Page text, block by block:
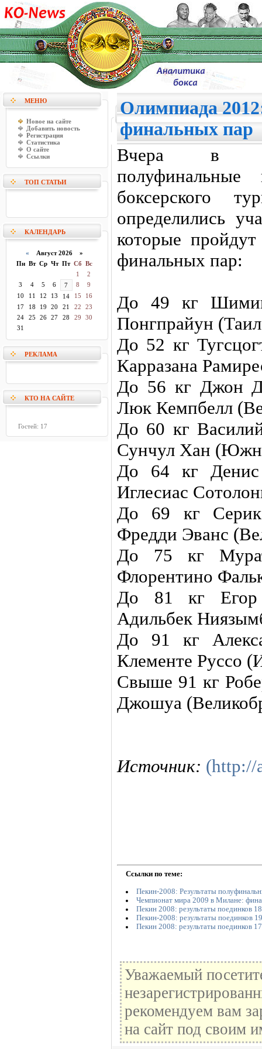
МЕНЮ
Новое на сайте
Добавить новость
Регистрация
Статистика
О сайте
Ссылки
ТОП СТАТЬИ
КАЛЕНДАРЬ
« Август 2026 »
Пн Вт Ср Чт Пт Сб Вс
1
2
3
4 5 6 7 8
9
10
11 12 13 14 15
16
17
18 19 20 21 22
23
24
25 26 27 28 29
30
31
РЕКЛАМА
КТО НА САЙТЕ
Гостей: 17
Олимпиада
финальных пар
Вчера в
полуфинальные
боксерского
определились
которые
финальных пар:
До 49 кг
Понгпрайун
До 52 кг
Карразана
До 56 кг Джон
Люк Кемпбелл
До 60 кг
Сунчул Хан
До 64 кг
Иглесиас
До 69 кг
Фредди Эванс
До 75 кг
Флорентино
До 81 кг Егор
Адильбек
До 91 кг
Клементe Руссо
Свыше 91 кг
Джошуа
Источник: (http://
Ссылки по теме:
Пекин-2008: Результаты
Чемпионат мира 2009 в Милане:
Пекин 2008: результаты поединков 18
Пекин-2008: результаты поединков 19
Пекин 2008: результаты поединков 17
Уважаемый
рекомендуем вам
на сайт под своим